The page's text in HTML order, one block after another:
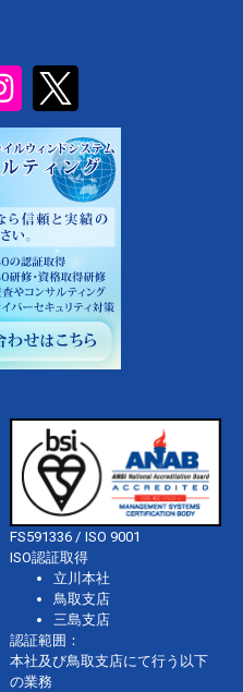
FS591336 / ISO 9001
ISO認証取得
立川本社
鳥取支店
三島支店
認証範囲：
本社及び鳥取支店にて行う以下
の業務